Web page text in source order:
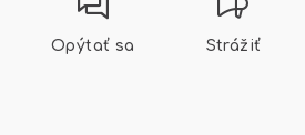
Opýtať sa Strážiť